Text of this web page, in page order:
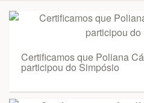
Certificamos que Poliana
participou do Simpósio